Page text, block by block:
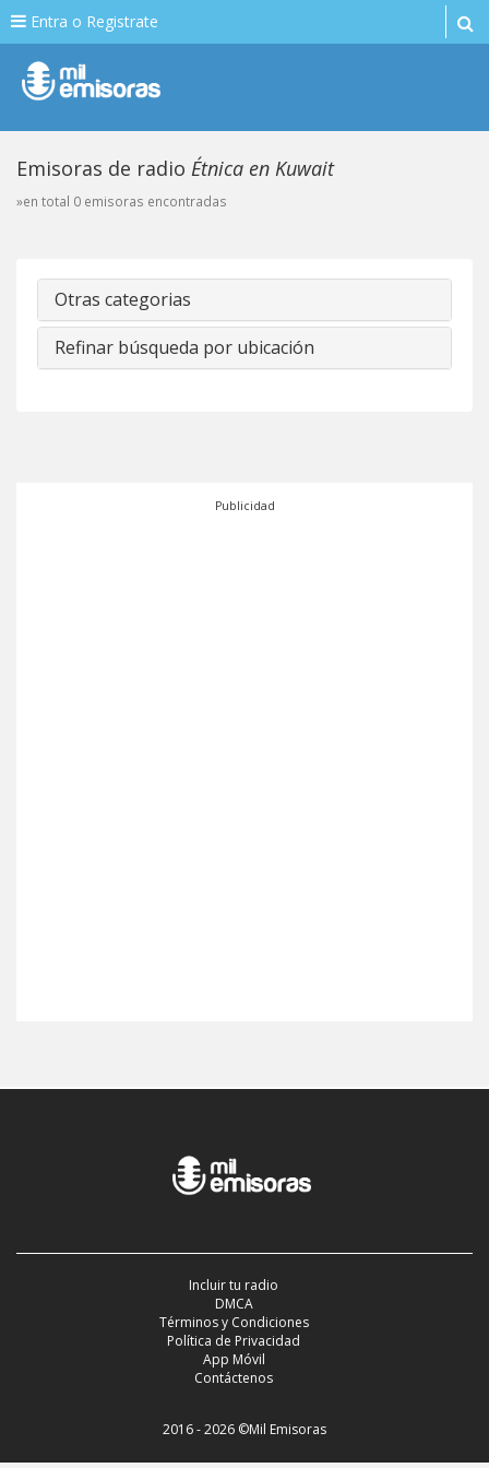
Entra o Registrate
Emisoras de radio Étnica en Kuwait
»en total 0 emisoras encontradas
Otras categorias
Refinar búsqueda por ubicación
Publicidad
Incluir tu radio
DMCA
Términos y Condiciones
Política de Privacidad
App Móvil
Contáctenos
2016 - 2026 ©Mil Emisoras